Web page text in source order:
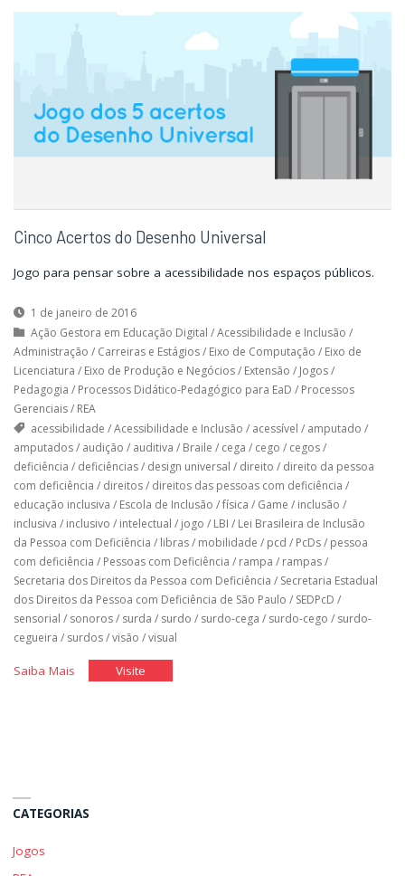
Cinco Acertos do Desenho Universal
Jogo para pensar sobre a acessibilidade nos espaços públicos.
1 de janeiro de 2016
Ação Gestora em Educação Digital /Acessibilidade e Inclusão /
Administração / Carreiras e Estágios/ Eixo de Computação / Eixo de
Licenciatura / Eixo de Produção e Negócios/ Extensão / Jogos/
Pedagogia / Processos Didático-Pedagógico para EaD / Processos
Gerenciais/ REA
acessibilidade /Acessibilidade e Inclusão / acessível / amputado /
amputados/ audição / auditiva / Braile / cega / cego / cegos/
deficiência / deficiências/ design universal / direito / direito da pessoa
com deficiência / direitos/ direitos das pessoas com deficiência /
educação inclusiva / Escola de Inclusão /física / Game / inclusão /
inclusiva / inclusivo / intelectual / jogo / LBI / Lei Brasileira de Inclusão
da Pessoa com Deficiência / libras/ mobilidade / pcd / PcDs/ pessoa
com deficiência / Pessoas com Deficiência / rampa / rampas/
Secretaria dos Direitos da Pessoa com Deficiência / Secretaria Estadual
dos Direitos da Pessoa com Deficiência de São Paulo / SEDPcD /
sensorial / sonoros/ surda / surdo / surdo-cega / surdo-cego / surdo-
cegueira / surdos/visão /visual
Saiba Mais"Cinco
Visite"Cinco
CATEGORIAS
Jogos